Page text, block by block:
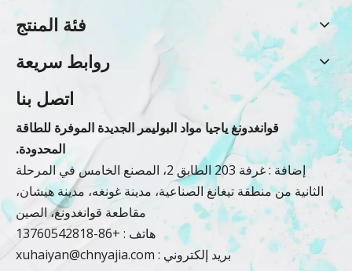
فئة المنتج
روابط سريعة
اتصل بنا
قوانغدونغ ياجيا مواد البوليمر الجديدة الموفرة للطاقة
المحدودة.
إضافة : غرفة 203 الطابق 2، المصنع الخامس في المرحلة
الثانية من منطقة تيغانغ الصناعية، مدينة غونغه، مدينة هيشان،
مقاطعة قوانغدونغ، الصين
هاتف : +86-13760542818
بريد إلكتروني : xuhaiyan@chnyajia.com